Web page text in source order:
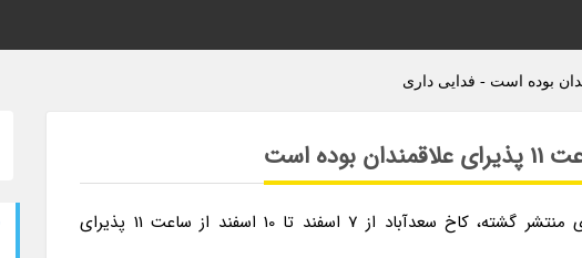
به گزارش فدایی داری، خبرگزاری مهر/ براساس خبرهای منتشر گشته، کاخ سعدآباد از 7 اسفند تا 10 اسفند از ساعت 11 پذیرای